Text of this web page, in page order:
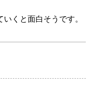
くと面白そうです。